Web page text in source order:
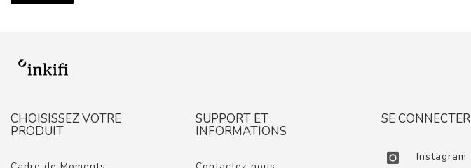
CHOISISSEZ VOTRE
PRODUIT
SUPPORT ET
INFORMATIONS
SE CONNECTER
Instagram